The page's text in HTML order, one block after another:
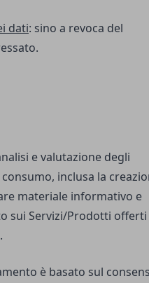
dati: sino a revoca del
e valutazione degli
inclusa la
materiale informativo e
sui Servizi/Prodotti offerti
è basato sul